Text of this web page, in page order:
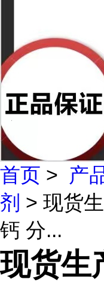
首页 > 产
剂 > 现货
钙 分...
现货生